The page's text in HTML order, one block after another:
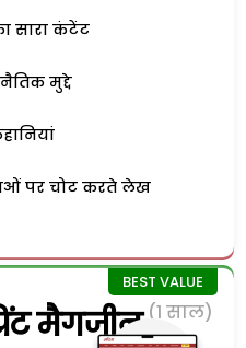
सारा कंटेंट
मुद्दे
पर चोट करते लेख
मैगजीन (1 साल)